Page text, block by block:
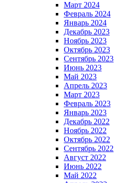
Март 2024
Февраль 2024
Январь 2024
Декабрь 2023
Ноябрь 2023
Октябрь 2023
Сентябрь 2023
Июнь 2023
Май 2023
Апрель 2023
Март 2023
Февраль 2023
Январь 2023
Декабрь 2022
Ноябрь 2022
Октябрь 2022
Сентябрь 2022
Август 2022
Июнь 2022
Май 2022